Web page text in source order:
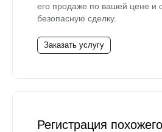
его продаже по вашей цене и
безопасную сделку.
Заказать услугу
Регистрация